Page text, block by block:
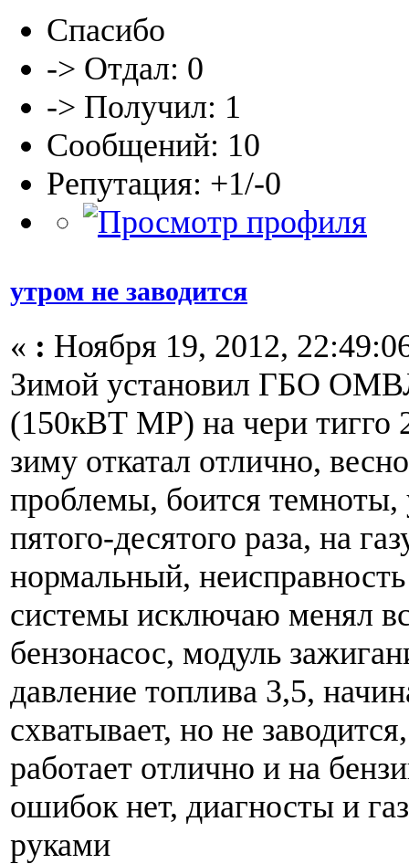
Спасибо
-> Отдал: 0
-> Получил: 1
Сообщений: 10
Репутация: +1/-0
утром не заводится
« : Ноября 19, 2012,
Зимой установил ГБО
(150кВТ МР) на чери тигго
зиму откатал отлично,
проблемы, боится темноты,
пятого-десятого раза, на
нормальный,
системы исключаю менял
бензонасос, модуль
давление топлива 3,5,
схватывает, но не
работает отлично и на
ошибок нет, диагносты и
руками